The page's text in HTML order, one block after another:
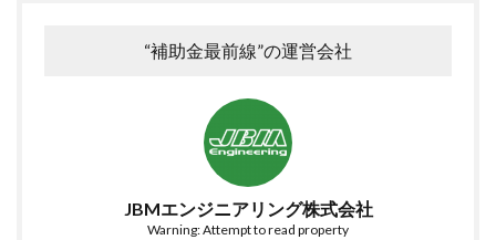
“補助金最前線”の運営会社
JBMエンジニアリング株式会社
Warning: Attempt to read property